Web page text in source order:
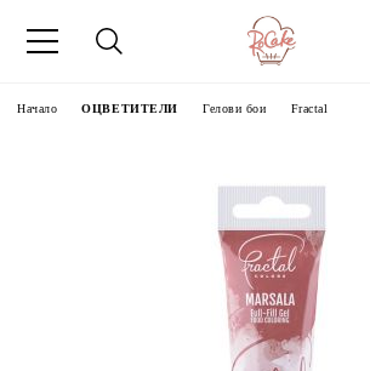
Начало ОЦВЕТИТЕЛИ Гелови бои Fractal